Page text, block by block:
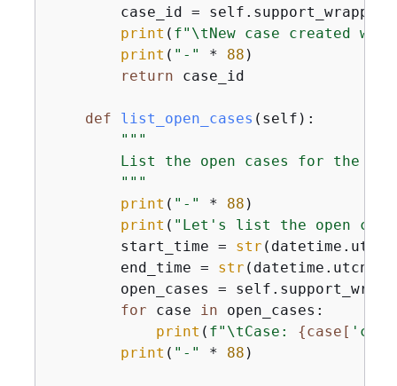
case_id =
print ( f"\tNew case created
print ( "-" * 88 )
return case_id
def list_open_cases ( self ):
"""
List the open cases for the
        """
print ( "-" * 88 )
print ( "Let's list the open
        start_time =
str
        end_time =
str
open_cases =
for case in open_cases:
print ( f"\tCase: {case[
print ( "-" * 88 )